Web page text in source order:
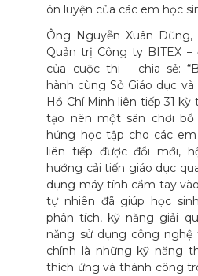
ôn luyện của các em học
Ông Nguyễn Xuân
Quản trị Công ty BITEX
của cuộc thi – chia sẻ:
hành cùng Sở Giáo dục
Hồ Chí Minh liên tiếp 31
tạo nên một sân chơi
hứng học tập cho các
liên tiếp được đổi mới,
hướng cải tiến giáo dục
dụng máy tính cầm tay
tự nhiên đã giúp học
phân tích, kỹ năng giải
năng sử dụng công
chính là những kỹ năng
thích ứng và thành công